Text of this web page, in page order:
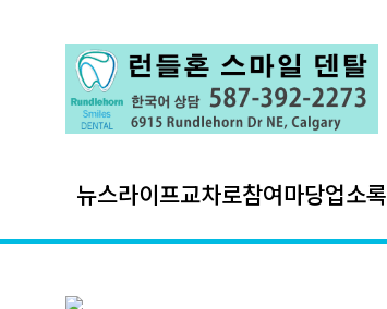
뉴스라이프교차로참여마당업소록